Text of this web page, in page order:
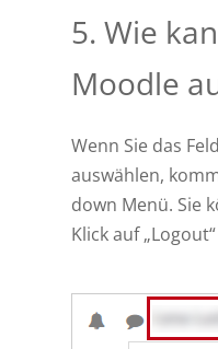
5. Wie
Moodle
Wenn Sie das
auswählen,
down Menü. Sie
Klick auf